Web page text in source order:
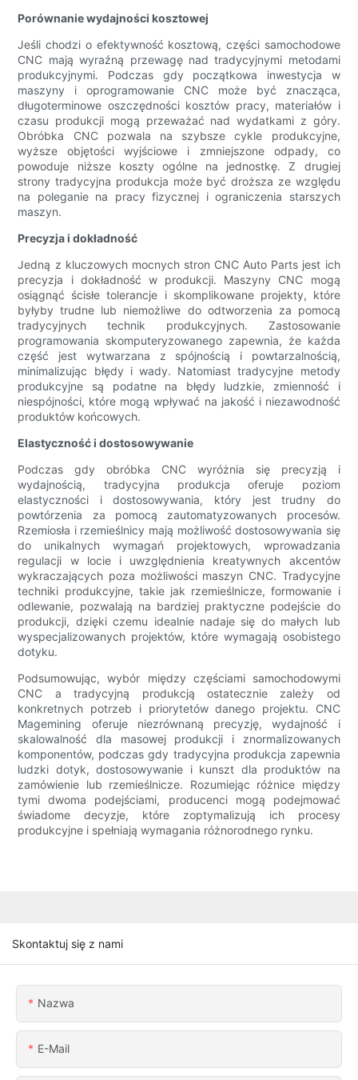
Porównanie wydajności kosztowej
Jeśli chodzi o efektywność kosztową, części samochodowe
CNC mają wyraźną przewagę nad tradycyjnymi metodami
produkcyjnymi. Podczas gdy początkowa inwestycja w
maszyny i oprogramowanie CNC może być znacząca,
długoterminowe oszczędności kosztów pracy, materiałów i
czasu produkcji mogą przeważać nad wydatkami z góry.
Obróbka CNC pozwala na szybsze cykle produkcyjne,
wyższe objętości wyjściowe i zmniejszone odpady, co
powoduje niższe koszty ogólne na jednostkę. Z drugiej
strony tradycyjna produkcja może być droższa ze względu
na poleganie na pracy fizycznej i ograniczenia starszych
maszyn.
Precyzja i dokładność
Jedną z kluczowych mocnych stron CNC Auto Parts jest ich
precyzja i dokładność w produkcji. Maszyny CNC mogą
osiągnąć ścisłe tolerancje i skomplikowane projekty, które
byłyby trudne lub niemożliwe do odtworzenia za pomocą
tradycyjnych technik produkcyjnych. Zastosowanie
programowania skomputeryzowanego zapewnia, że każda
część jest wytwarzana z spójnością i powtarzalnością,
minimalizując błędy i wady. Natomiast tradycyjne metody
produkcyjne są podatne na błędy ludzkie, zmienność i
niespójności, które mogą wpływać na jakość i niezawodność
produktów końcowych.
Elastyczność i dostosowywanie
Podczas gdy obróbka CNC wyróżnia się precyzją i
wydajnością, tradycyjna produkcja oferuje poziom
elastyczności i dostosowywania, który jest trudny do
powtórzenia za pomocą zautomatyzowanych procesów.
Rzemiosła i rzemieślnicy mają możliwość dostosowywania się
do unikalnych wymagań projektowych, wprowadzania
regulacji w locie i uwzględnienia kreatywnych akcentów
wykraczających poza możliwości maszyn CNC. Tradycyjne
techniki produkcyjne, takie jak rzemieślnicze, formowanie i
odlewanie, pozwalają na bardziej praktyczne podejście do
produkcji, dzięki czemu idealnie nadaje się do małych lub
wyspecjalizowanych projektów, które wymagają osobistego
dotyku.
Podsumowując, wybór między częściami samochodowymi
CNC a tradycyjną produkcją ostatecznie zależy od
konkretnych potrzeb i priorytetów danego projektu. CNC
Magemining oferuje niezrównaną precyzję, wydajność i
skalowalność dla masowej produkcji i znormalizowanych
komponentów, podczas gdy tradycyjna produkcja zapewnia
ludzki dotyk, dostosowywanie i kunszt dla produktów na
zamówienie lub rzemieślnicze. Rozumiejąc różnice między
tymi dwoma podejściami, producenci mogą podejmować
świadome decyzje, które zoptymalizują ich procesy
produkcyjne i spełniają wymagania różnorodnego rynku.
Skontaktuj się z nami
Nazwa
E-Mail